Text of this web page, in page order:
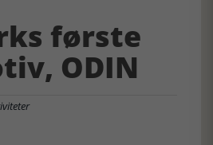
første
ODIN